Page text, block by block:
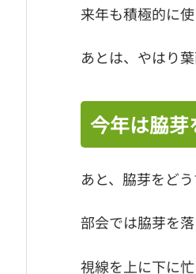
来年も積極的に
あとは、やはり
今年は脇芽
あと、脇芽をどう
部会では脇芽を
視線を上に下に